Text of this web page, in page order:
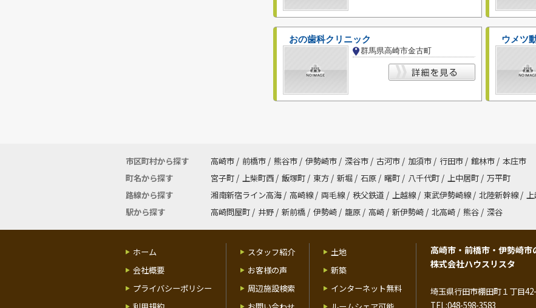
おの歯科クリニック
群馬県高崎市金古町
ウメツ
市区町村から探す 高崎市 / 前橋市 / 熊谷市 / 伊勢崎市 / 深谷市 / 古河市 / 加須市 / 行田市 / 館林市 / 本庄市
町名から探す
宮子町 / 上柴町西 / 飯塚町 / 東方 / 新堀 / 石原 / 曙町 / 八千代町 / 上中居町 / 万平町
路線から探す
湘南新宿ライン高海 / 高崎線 / 両毛線 / 秩父鉄道 / 上越線 / 東武伊勢崎線 / 北陸新幹線 /
駅から探す
高崎問屋町 / 井野 / 新前橋 / 伊勢崎 / 籠原 / 高崎 / 新伊勢崎 / 北高崎 / 熊谷 / 深谷
ホーム
会社概要
プライバシーポリシー
スタッフ紹介
お客様の声
周辺施設検索
土地
新築
インターネット無料
高崎市・前橋市・伊勢崎市
株式会社ハウスリスタ
埼玉県行田市棚田町１丁目
TEL:048-598-3583